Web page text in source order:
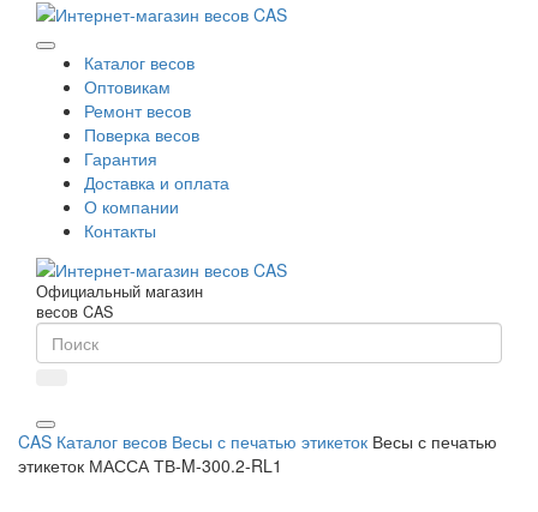
Каталог весов
Оптовикам
Ремонт весов
Поверка весов
Гарантия
Доставка и оплата
О компании
Контакты
Официальный магазин
весов CAS
CAS Каталог весов Весы с печатью этикеток Весы с печатью
этикеток МАССА ТВ-M-300.2-RL1